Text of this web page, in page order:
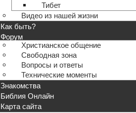
Тибет
Видео из нашей жизни
Как быть?
Форум
Христианское общение
Свободная зона
Вопросы и ответы
Технические моменты
Знакомства
Библия Онлайн
Карта сайта